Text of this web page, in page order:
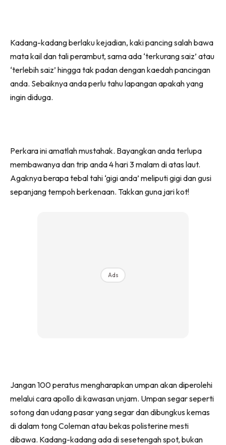
Kadang-kadang berlaku kejadian, kaki pancing salah bawa
mata kail dan tali perambut, sama ada ‘terkurang saiz’ atau
‘terlebih saiz’ hingga tak padan dengan kaedah pancingan
anda. Sebaiknya anda perlu tahu lapangan apakah yang
ingin diduga.
Perkara ini amatlah mustahak. Bayangkan anda terlupa
membawanya dan trip anda 4 hari 3 malam di atas laut.
Agaknya berapa tebal tahi ‘gigi anda’ meliputi gigi dan gusi
sepanjang tempoh berkenaan. Takkan guna jari kot!
Ads
Jangan 100 peratus mengharapkan umpan akan diperolehi
melalui cara apollo di kawasan unjam. Umpan segar seperti
sotong dan udang pasar yang segar dan dibungkus kemas
di dalam tong Coleman atau bekas polisterine mesti
dibawa. Kadang-kadang ada di sesetengah spot, bukan